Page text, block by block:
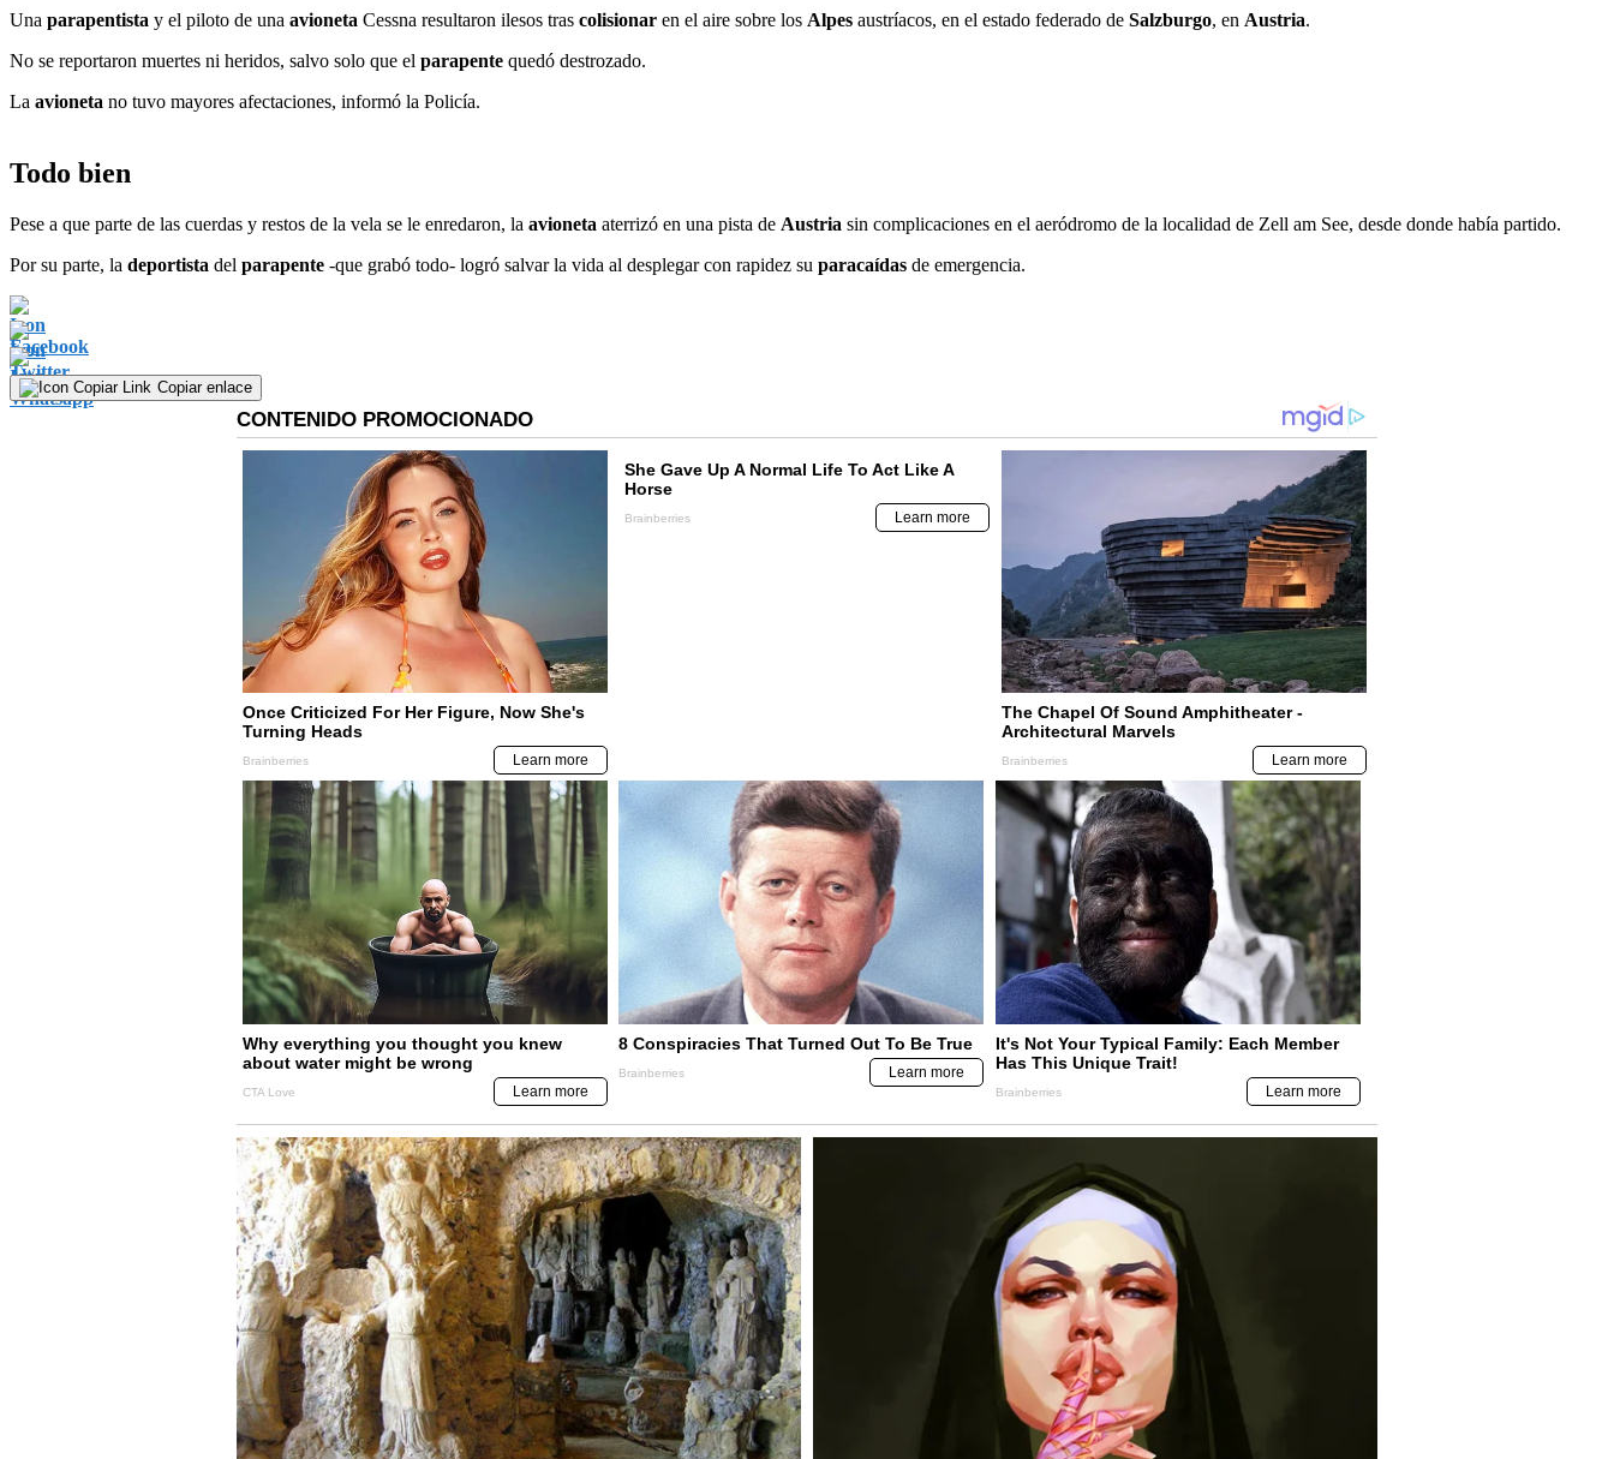
Una parapentista y el piloto de una avioneta Cessna resultaron ilesos tras colisionar en el aire sobre los Alpes austríacos, en el estado federado de Salzburgo, en Austria.
No se reportaron muertes ni heridos, salvo solo que el parapente quedó destrozado.
La avioneta no tuvo mayores afectaciones, informó la Policía.
Todo bien
Pese a que parte de las cuerdas y restos de la vela se le enredaron, la avioneta aterrizó en una pista de Austria sin complicaciones en el aeródromo de la localidad de Zell am See, desde donde había partido.
Por su parte, la deportista del parapente -que grabó todo- logró salvar la vida al desplegar con rapidez su paracaídas de emergencia.
Copiar enlace